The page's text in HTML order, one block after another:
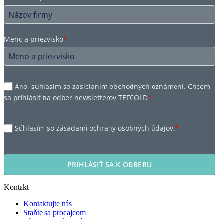
Meno a priezvisko*
Áno, súhlasím so zasielaním obchodných oznámeni. Chcem
sa prihlásiť na odber newsletterov TEFCOLD*
Súhlasím so zásadami ochrany osobných údajov.*
PRIHLÁSIŤ SA K ODBERU
Kontakt
Kontaktujte nás
Staňte sa prodajcom